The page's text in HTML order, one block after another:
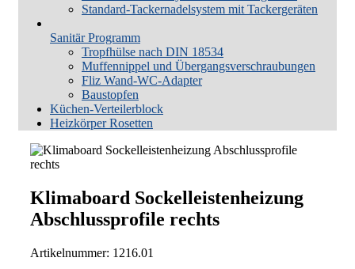
Standard-Tackernadelsystem mit Tackergeräten
Sanitär Programm
Tropfhülse nach DIN 18534
Muffennippel und Übergangsverschraubungen
Fliz Wand-WC-Adapter
Baustopfen
Küchen-Verteilerblock
Heizkörper Rosetten
Klimaboard Sockelleistenheizung
Abschlussprofile rechts
Artikelnummer: 1216.01